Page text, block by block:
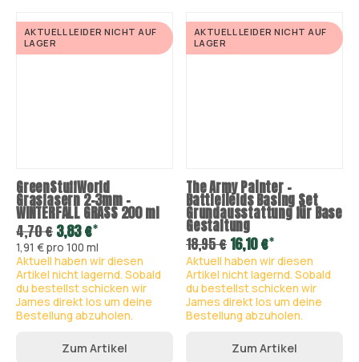
AKTUELL LEIDER NICHT AUF
LAGER
GreenStuffWorld
Grasfasern 2-3mm -
WINTERFALL GRASS 200 ml
4,70 €3,83 €*
1,91 € pro 100 ml
Aktuell haben wir diesen
Artikel nicht lagernd. Sobald
du bestellst schicken wir
James direkt los um deine
Bestellung abzuholen.
Zum Artikel
AKTUELL LEIDER NICHT AUF
LAGER
The Army Painter -
Battlefields Basing Set
Grundausstattung für Base
Gestaltung
18,95 €16,10 €*
Aktuell haben wir diesen
Artikel nicht lagernd. Sobald
du bestellst schicken wir
James direkt los um deine
Bestellung abzuholen.
Zum Artikel